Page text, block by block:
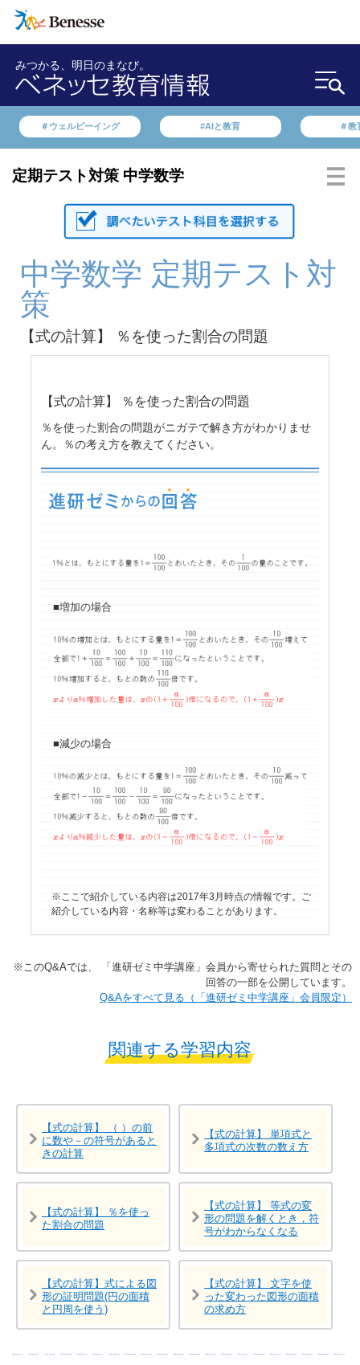
みつかる、明日のまなび。
＃ウェルビーイング #AIと教育 ＃教
定期テスト対策 中学数学
中学数学 定期テスト対
策
【式の計算】 ％を使った割合の問題
【式の計算】 ％を使った割合の問題
％を使った割合の問題がニガテで解き方がわかりませ
ん。％の考え方を教えてください。
■増加の場合
■減少の場合
ここで紹介している内容は2017年3月時点の情報です。ご
紹介している内容・名称等は変わることがあります。
※​このQ&Aでは、​ 「進研ゼミ中学講座」​会員から寄せられた質問とその
回答の一部を公開しています。​
​​Q&Aをすべて見る（「進研ゼミ中学講座」会員限定）
関連する学習内容
【式の計算】 （ ）の前
に数や－の符号があると
きの計算
【式の計算】 単項式と
多項式の次数の数え方
【式の計算】 ％を使っ
た割合の問題
【式の計算】 等式の変
形の問題を解くとき，符
号がわからなくなる
【式の計算】式による図
形の証明問題(円の面積
と円周を使う)
【式の計算】 文字を使
った変わった図形の面積
の求め方